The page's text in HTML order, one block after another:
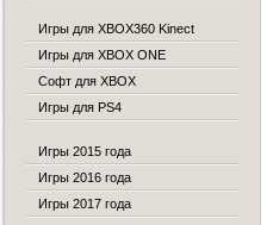
Игры для XBOX360 Kinect
Игры для XBOX ONE
Софт для XBOX
Игры для PS4
Игры 2015 года
Игры 2016 года
Игры 2017 года